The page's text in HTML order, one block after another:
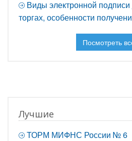
Виды электронной подписи
торгах, особенности
Посмотреть
Лучшие
ТОРМ МИФНС России № 6